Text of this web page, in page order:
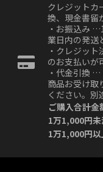
クレジットカ
換、現金書留
・お振込み
業日内の発送
・クレジッ
のお支払いが
・代金引換 …
商品お受け取
ください。別
ご購入合計金
1万1,000円
1万1,000円以